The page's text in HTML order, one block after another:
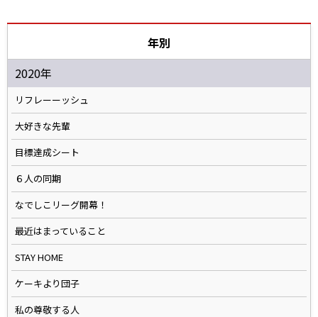
年別
2020年
リフレーーッシュ
大好きな先輩
目標達成シート
６人の同期
なでしこリーグ開幕！
最近はまっていること
STAY HOME
ケーキより団子
私の尊敬する人